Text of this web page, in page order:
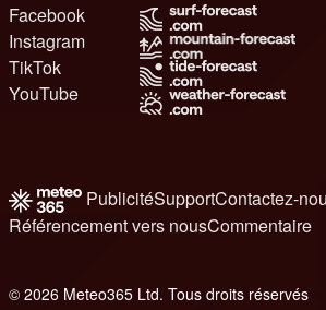
Facebook
Instagram
TikTok
YouTube
PublicitéSupportContactez-
Référencement vers nousCommentaire
© 2026 Meteo365 Ltd. Tous droits réservés